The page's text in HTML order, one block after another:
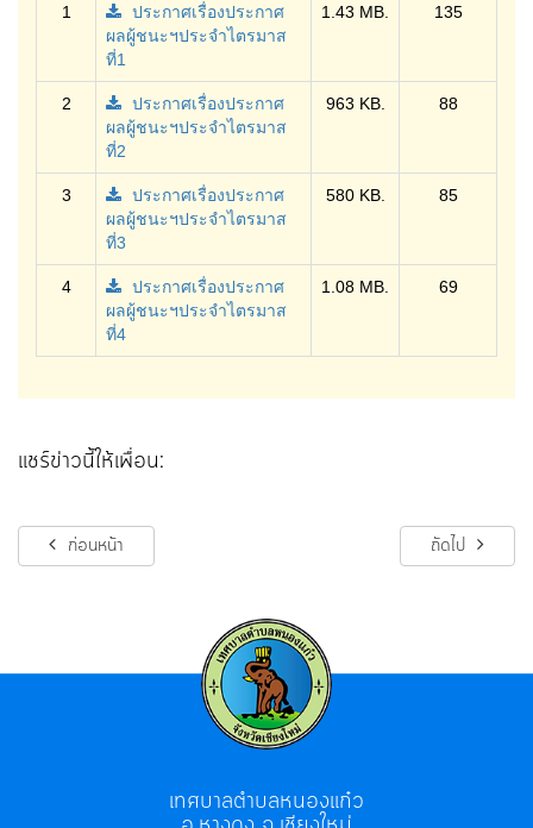
1
ประกาศเรื่องประกาศ
ผลผู้ชนะฯประจำไตรมาส
ที่1
1.43 MB. 135
2
ประกาศเรื่องประกาศ
ผลผู้ชนะฯประจำไตรมาส
ที่2
963 KB. 88
3
ประกาศเรื่องประกาศ
ผลผู้ชนะฯประจำไตรมาส
ที่3
580 KB. 85
4
ประกาศเรื่องประกาศ
ผลผู้ชนะฯประจำไตรมาส
ที่4
1.08 MB. 69
แชร์ข่าวนี้ให้เพื่อน:
ก่อนหน้า ถัดไป
เทศบาลตำบลหนองแก๋ว